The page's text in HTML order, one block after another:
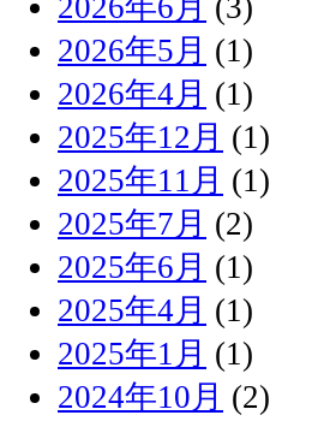
2026年6月 (3)
2026年5月 (1)
2026年4月 (1)
2025年12月 (1)
2025年11月 (1)
2025年7月 (2)
2025年6月 (1)
2025年4月 (1)
2025年1月 (1)
2024年10月 (2)